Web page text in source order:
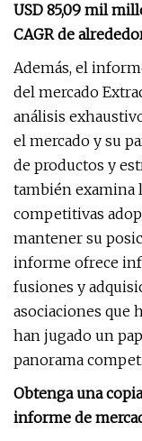
USD 85,09 mil
CAGR de
Además, el
del mercado
análisis
el mercado y su
de productos y
también examina
competitivas
mantener su
informe ofrece
fusiones y
asociaciones que
han jugado un
panorama
Obtenga una
informe de